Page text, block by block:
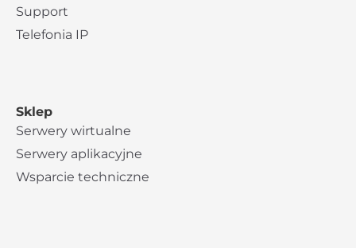
Support
Telefonia IP
Sklep
Serwery wirtualne
Serwery aplikacyjne
Wsparcie techniczne